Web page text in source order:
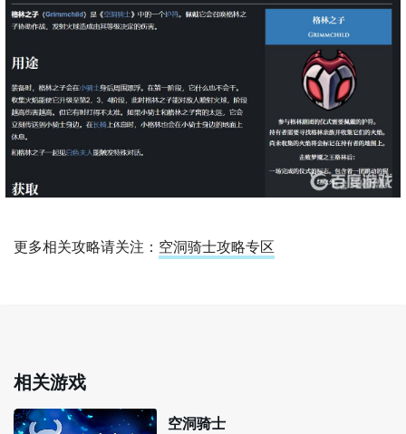
更多相关攻略请关注： 空洞骑士攻略专区
相关游戏
空洞骑士